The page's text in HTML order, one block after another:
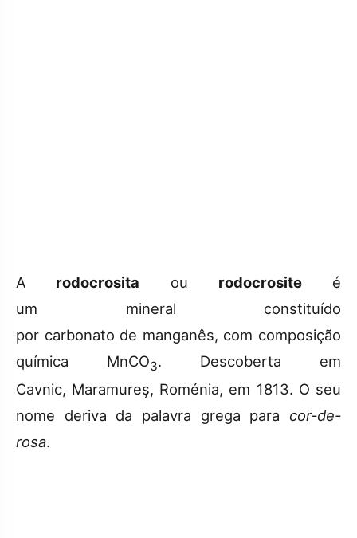
A rodocrosita ou rodocrositeé
um mineral constituído
por carbonato de manganês, com composição
química MnCO3. Descoberta em
Cavnic, Maramureş, Roménia, em 1813. O seu
nome deriva da palavra grega para cor-de-
rosa.